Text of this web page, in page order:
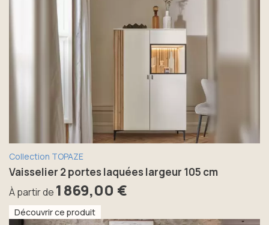
Collection TOPAZE
Vaisselier 2 portes laquées largeur 105 cm
À partir de 1 869,00 €
Découvrir ce produit